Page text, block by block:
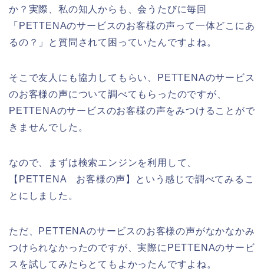
か？実際、私の知人からも、会うたびに毎回
「PETTENAのサービスのお客様の声って一体どこにあ
るの？」と質問されて困っていたんですよね。
そこで友人にも協力してもらい、PETTENAのサービス
のお客様の声について調べてもらったのですが、
PETTENAのサービスのお客様の声をみつけることがで
きませんでした。
なので、まずは検索エンジンを利用して、
【PETTENA お客様の声】という感じで調べてみるこ
とにしました。
ただ、PETTENAのサービスのお客様の声がなかなかみ
つけられなかったのですが、実際にPETTENAのサービ
スを試してみたらとてもよかったんですよね。